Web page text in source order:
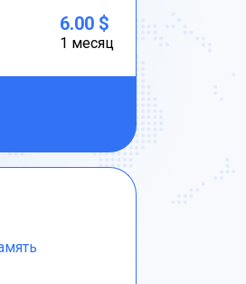
6.00 $
1 месяц